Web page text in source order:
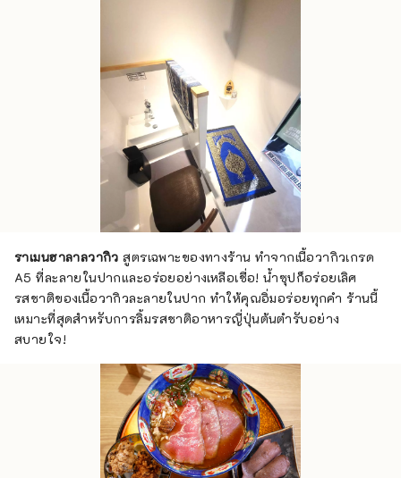
ราเมนฮาลาลวากิว สูตรเฉพาะของทางร้าน ทำจากเนื้อวากิวเกรด
A5 ที่ละลายในปากและอร่อยอย่างเหลือเชื่อ! น้ำซุปก็อร่อยเลิศ
รสชาติของเนื้อวากิวละลายในปาก ทำให้คุณอิ่มอร่อยทุกคำ ร้านนี้
เหมาะที่สุดสำหรับการลิ้มรสชาติอาหารญี่ปุ่นต้นตำรับอย่าง
สบายใจ!